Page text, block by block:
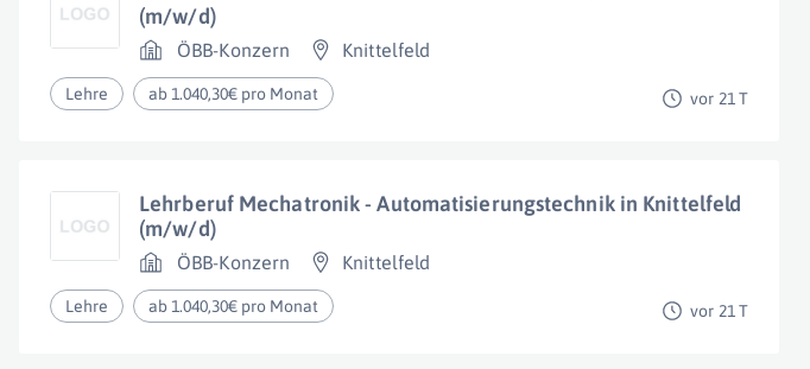
(m/w/d)
ÖBB-Konzern Knittelfeld
Lehre ab 1.040,30€ pro Monat vor 21 T
Lehrberuf Mechatronik - Automatisierungstechnik in Knittelfeld
(m/w/d)
ÖBB-Konzern Knittelfeld
Lehre ab 1.040,30€ pro Monat vor 21 T